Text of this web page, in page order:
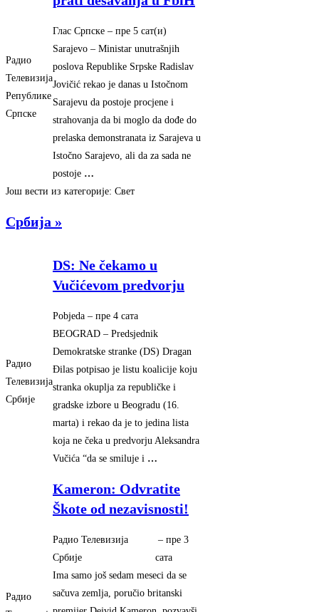
Радио
Телевизија
Републике
Српске
Глас Српске – ‎пре 5 сат(и)‎
Sarajevo – Ministar unutrašnjih
poslova Republike Srpske Radislav
Jovičić rekao je danas u Istočnom
Sarajevu da postoje procjene i
strahovanja da bi moglo da dođe do
prelaska demonstranata iz Sarajeva u
Istočno Sarajevo, ali da za sada ne
postoje …
Још вести из категорије: Свет
Србија »
Радио
Телевизија
Србије
DS: Ne čekamo u
Vučićevom predvorju
Pobjeda – ‎пре 4 сата‎
BEOGRAD – Predsjednik
Demokratske stranke (DS) Dragan
Đilas potpisao je listu koalicije koju
stranka okuplja za republičke i
gradske izbore u Beogradu (16.
marta) i rekao da je to jedina lista
koja ne čeka u predvorju Aleksandra
Vučića “da se smiluje i …
Радио
Kameron: Odvratite
Škote od nezavisnosti!
Радио Телевизија
Србије
– ‎пре 3
сата‎
Ima samo još sedam meseci da se
sačuva zemlja, poručio britanski